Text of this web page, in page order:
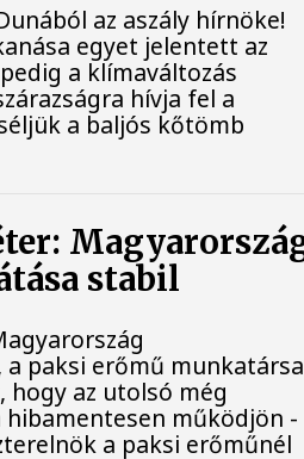
az aszály hírnöke!
egyet jelentett az
a klímaváltozás
hívja fel a
a baljós kőtömb
stabil
a paksi erőmű
hogy az utolsó még
működjön -
a paksi erőműnél